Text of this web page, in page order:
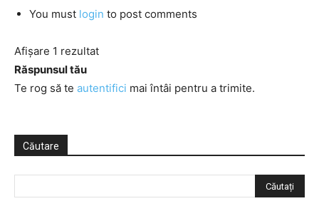
You must login to post comments
Afișare 1 rezultat
Răspunsul tău
Te rog să te autentifici mai întâi pentru a trimite.
Căutare